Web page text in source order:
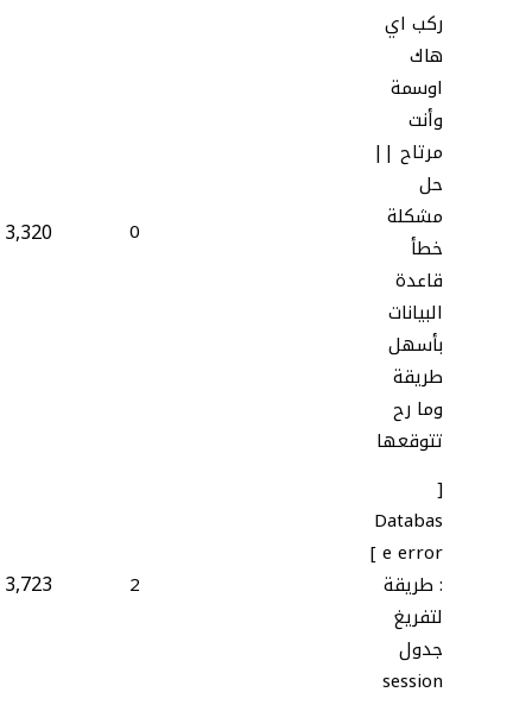
ركب اي
هاك
اوسمة
وأنت
مرتاح ||
حل
مشكلة
خطأ
قاعدة
البيانات
بأسهل
طريقة
وما رح
تتوقعها
0
3,320
[
Databas
e error ]
: طريقة
لتفريغ
جدول
session
2
3,723